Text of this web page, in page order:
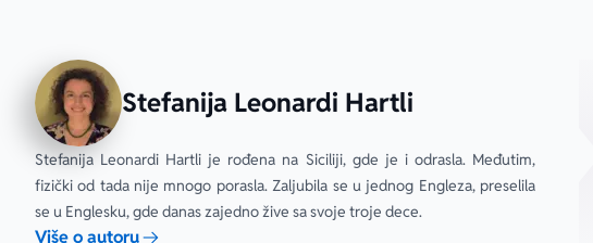
Stefanija Leonardi Hartli
Stefanija Leonardi Hartli je rođena na Siciliji, gde je i odrasla. Međutim,
fizički od tada nije mnogo porasla. Zaljubila se u jednog Engleza, preselila
se u Englesku, gde danas zajedno žive sa svoje troje dece.
Više o autoru